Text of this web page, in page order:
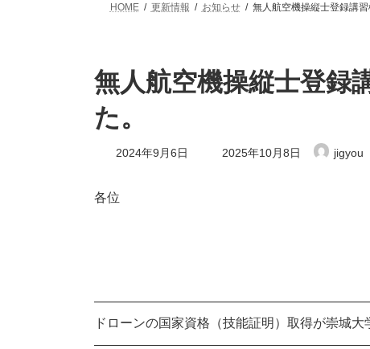
HOME 更新情報 お知らせ 無人航空機操縦士登録講習
無人航空機操縦士登録
た。
2024年9月6日
最
終
2025年10月8日 jigyou
各位
ドローンの国家資格（技能証明）取得が崇城大